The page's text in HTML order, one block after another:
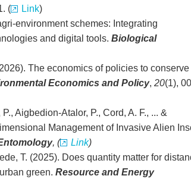
( Link)
environment schemes: Integrating
and digital tools. Biological
The economics of policies to conserve
Economics and Policy, 20(1),
Aigbedion‐Atalor, P., Cord, A. F., ... &
Management of Invasive Alien
, ( Link)
T. (2025). Does quantity matter for
green. Resource and Energy